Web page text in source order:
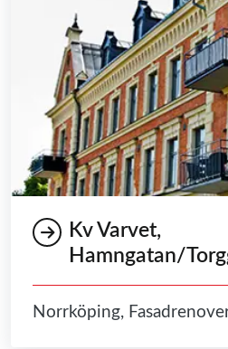
Kv Varvet,
Hamngatan/
Norrköping,